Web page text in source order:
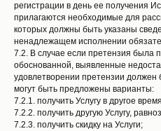
регистрации в день ее получения
прилагаются необходимые для
которых должны быть указаны
ненадлежащем исполнении
7.2. В случае если претензия была
обоснованной, выявленные
удовлетворении претензии должен
могут быть предложены варианты:
7.2.1. получить Услугу в другое
7.2.2. получить другую Услугу,
7.2.3. получить скидку на Услуги;